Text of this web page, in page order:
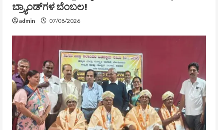
ಬ್ರ್ಯಾಂಡ್‌ಗಳ ಬೆಂಬಲ!
admin 07/08/2026